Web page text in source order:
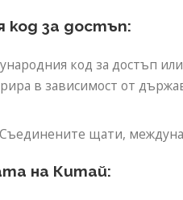
код за достъп:
код за достъп или
в зависимост от
щати,
на Китай: